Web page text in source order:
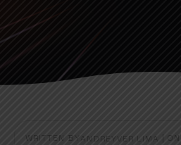
WRITTEN BY ANDREYVER LIMA ON